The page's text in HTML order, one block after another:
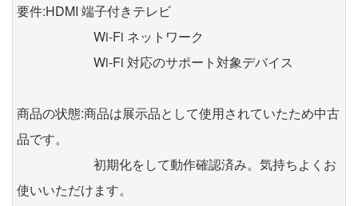
要件:HDMI 端子付きテレビ
Wi-Fi ネットワーク
Wi-Fi 対応のサポート対象デバイス
商品の状態:商品は展示品として使用されていたため中古
品です。
初期化をして動作確認済み。気持ちよくお
使いいただけます。